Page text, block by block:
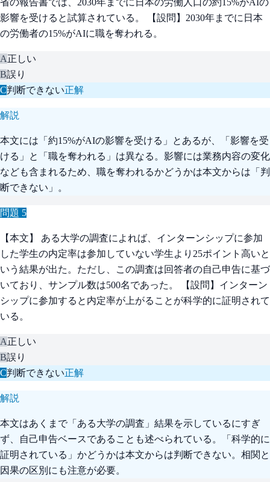
省の報告書では、2030年までに日本の労働人口の約15%がAIの
影響を受けると試算されている。 【設問】2030年までに日本
の労働者の15%がAIに職を奪われる。
A正しい
B誤り
C判断できない正解
解説
本文には「約15%がAIの影響を受ける」とあるが、「影響を受
ける」と「職を奪われる」は異なる。影響には業務内容の変化
なども含まれるため、職を奪われるかどうかは本文からは「判
断できない」。
問題 5
【本文】 ある大学の調査によれば、インターンシップに参加
した学生の内定率は参加していない学生より25ポイント高いと
いう結果が出た。ただし、この調査は回答者の自己申告に基づ
いており、サンプル数は500名であった。 【設問】インターン
シップに参加すると内定率が上がることが科学的に証明されて
いる。
A正しい
B誤り
C判断できない正解
解説
本文はあくまで「ある大学の調査」結果を示しているにすぎ
ず、自己申告ベースであることも述べられている。「科学的に
証明されている」かどうかは本文からは判断できない。相関と
因果の区別にも注意が必要。